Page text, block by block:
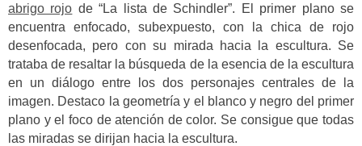
abrigo rojo de “La lista de Schindler”. El primer plano se
encuentra enfocado, subexpuesto, con la chica de rojo
desenfocada, pero con su mirada hacia la escultura. Se
trataba de resaltar la búsqueda de la esencia de la escultura
en un diálogo entre los dos personajes centrales de la
imagen. Destaco la geometría y el blanco y negro del primer
plano y el foco de atención de color. Se consigue que todas
las miradas se dirijan hacia la escultura.